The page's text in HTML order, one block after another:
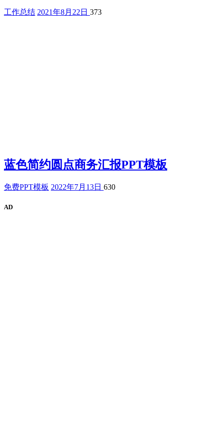
工作总结 2021年8月22日 373
蓝色简约圆点商务汇报PPT模板
免费PPT模板 2022年7月13日 630
AD